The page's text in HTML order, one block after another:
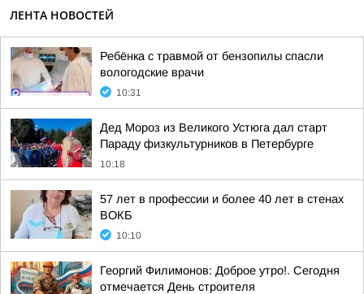
ЛЕНТА НОВОСТЕЙ
Ребёнка с травмой от бензопилы спасли
вологодские врачи
10:31
Дед Мороз из Великого Устюга дал старт
Параду физкультурников в Петербурге
10:18
57 лет в профессии и более 40 лет в стенах
ВОКБ
10:10
Георгий Филимонов: Доброе утро!. Сегодня
отмечается День строителя